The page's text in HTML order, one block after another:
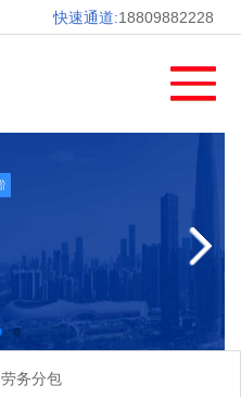
快速通道:18809882228
劳务分包